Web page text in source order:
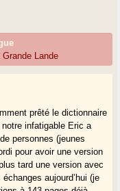
Grande Lande
prêté le dictionnaire
infatigable Eric a
personnes (jeunes
pour avoir une version
tard une version avec
aujourd’hui (je